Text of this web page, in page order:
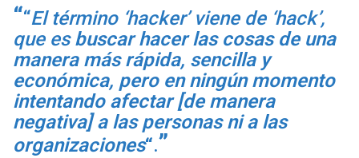
“El término ‘hacker’ viene de ‘hack’,
que esbuscar hacer las cosas de una
manera más rápida, sencilla y
económica, pero en ningún momento
intentando afectar [de manera
negativa] a las personas ni a las
organizaciones“.